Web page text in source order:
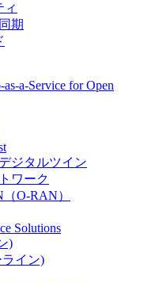
ィ
期
a-Service for Open
ジタルツイン
ワーク
O-RAN）
Solutions
)
イン)